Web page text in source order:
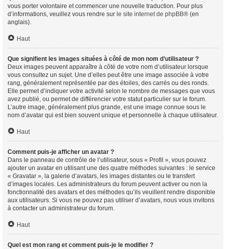
vous porter volontaire et commencer une nouvelle traduction. Pour plus
d’informations, veuillez vous rendre sur le site internet de phpBB® (en
anglais).
Haut
Que signifient les images situées à côté de mon nom d’utilisateur ?
Deux images peuvent apparaître à côté de votre nom d’utilisateur lorsque
vous consultez un sujet. Une d’elles peut être une image associée à votre
rang, généralement représentée par des étoiles, des carrés ou des ronds.
Elle permet d’indiquer votre activité selon le nombre de messages que vous
avez publié, ou permet de différencier votre statut particulier sur le forum.
L’autre image, généralement plus grande, est une image connue sous le
nom d’avatar qui est bien souvent unique et personnelle à chaque utilisateur.
Haut
Comment puis-je afficher un avatar ?
Dans le panneau de contrôle de l’utilisateur, sous « Profil », vous pouvez
ajouter un avatar en utilisant une des quatre méthodes suivantes : le service
« Gravatar », la galerie d’avatars, les images distantes ou le transfert
d’images locales. Les administrateurs du forum peuvent activer ou non la
fonctionnalité des avatars et des méthodes qu’ils veuillent rendre disponible
aux utilisateurs. Si vous ne pouvez pas utiliser d’avatars, nous vous invitons
à contacter un administrateur du forum.
Haut
Quel est mon rang et comment puis-je le modifier ?